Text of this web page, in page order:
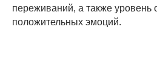
переживаний, а также уровень
положительных эмоций.